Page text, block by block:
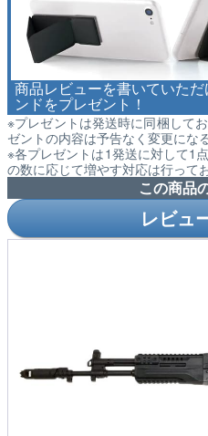
商品レビューを書いていた
ンドをプレゼント！
※プレゼントは発送時に同梱して
ゼントの内容は予告なく変更にな
※各プレゼントは1発送に対して1
の数に応じて増やす対応は行って
この商品
レビュ